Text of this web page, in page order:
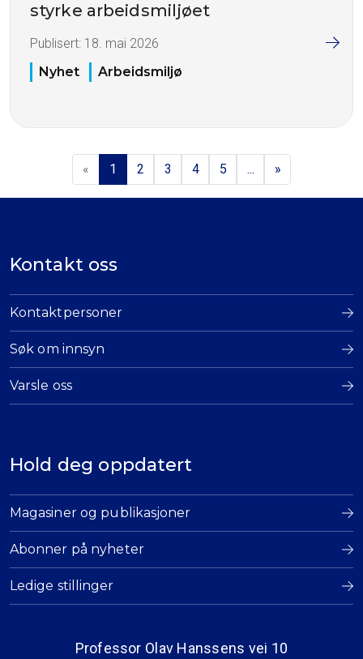
styrke arbeidsmiljøet
Publisert: 18. mai 2026
Nyhet
Arbeidsmiljø
« 1 2 3 4 5 ... »
Kontakt oss
Kontaktpersoner
Søk om innsyn
Varsle oss
Hold deg oppdatert
Magasiner og publikasjoner
Abonner på nyheter
Ledige stillinger
Professor Olav Hanssens vei 10